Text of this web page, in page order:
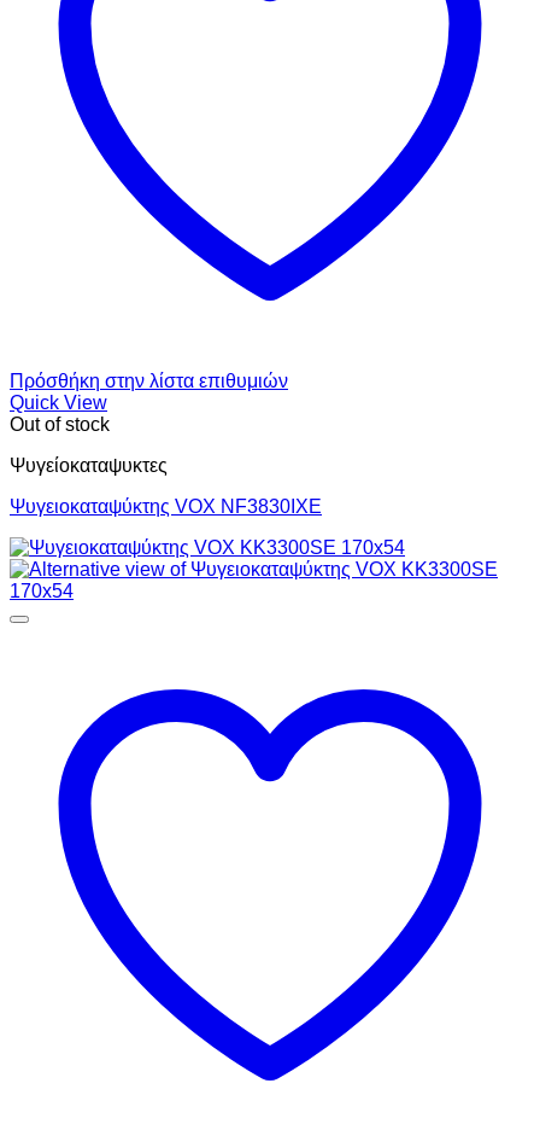
Πρόσθήκη στην λίστα επιθυμιών
Quick View
Out of stock
Ψυγείοκαταψυκτες
Ψυγειοκαταψύκτης VOX NF3830IXE